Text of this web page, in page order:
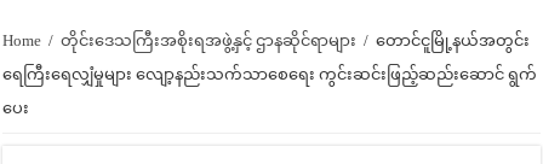
Home / တိုင်းဒေသကြီးအစိုးရအဖွဲ့နှင့် ဌာနဆိုင်ရာများ / တောင်ငူမြို့နယ်အတွင်း
ရေကြီးရေလျှံမှုများ လျော့နည်းသက်သာစေရေး ကွင်းဆင်းဖြည့်ဆည်းဆောင် ရွက်
ပေး